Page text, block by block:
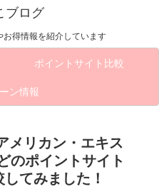
ブログ
得情報を紹介しています
ポイントサイト比較
ン情報
メリカン・エキス
のポイントサイト
てみました！